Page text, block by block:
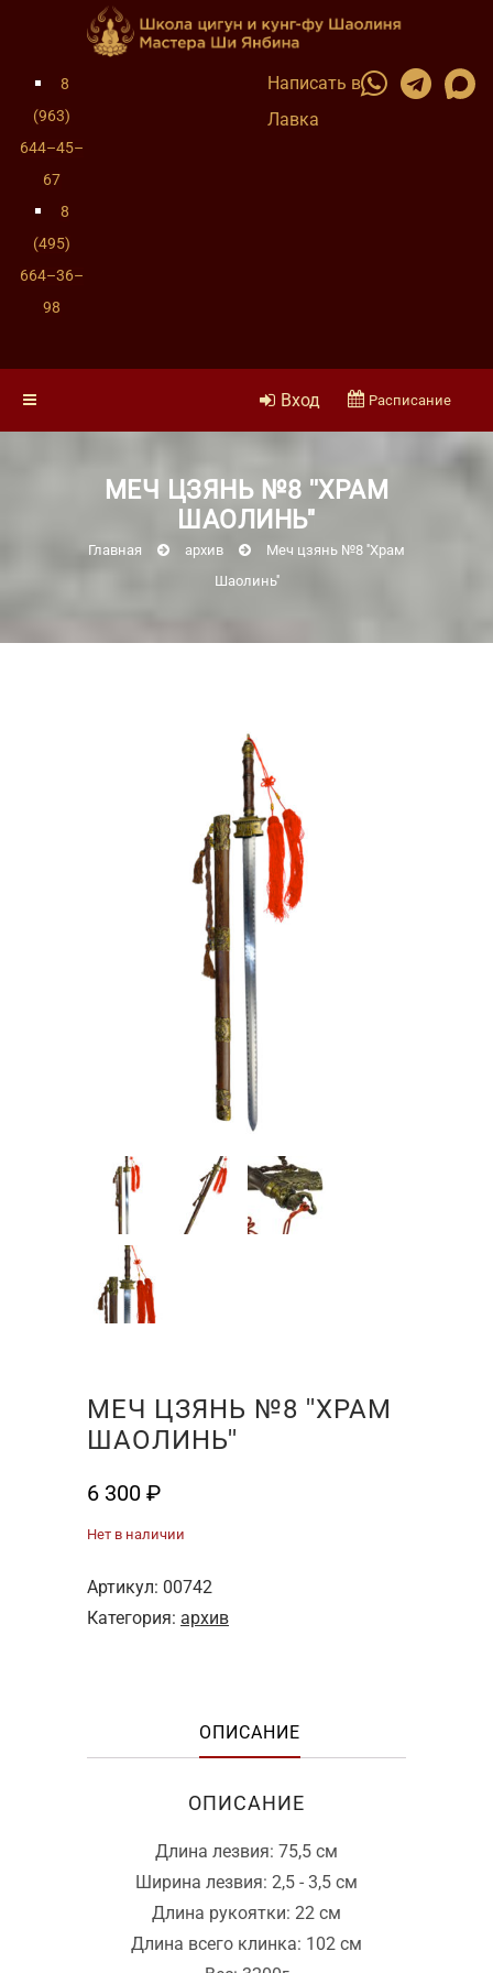
8
(963)
644–45–
67
8
(495)
664–36–
98
Написать в
Лавка
Вход Расписание
МЕЧ ЦЗЯНЬ №8 ''ХРАМ
ШАОЛИНЬ''
Главная архив
Меч цзянь №8 ''Храм
Шаолинь''
МЕЧ ЦЗЯНЬ №8 ''ХРАМ
ШАОЛИНЬ''
6 300 ₽
Нет в наличии
Артикул: 00742
Категория: архив
ОПИСАНИЕ
ОПИСАНИЕ
Длина лезвия: 75,5 см
Ширина лезвия: 2,5 - 3,5 см
Длина рукоятки: 22 см
Длина всего клинка: 102 см